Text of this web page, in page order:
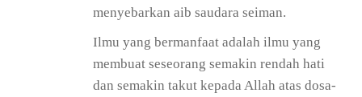
menyebarkan aib saudara seiman.
Ilmu yang bermanfaat adalah ilmu yang
membuat seseorang semakin rendah hati
dan semakin takut kepada Allah atas dosa-